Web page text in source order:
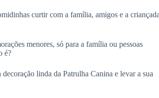
curtir com a família, amigos e a
menores, só para a família ou pessoas
é?
linda da Patrulha Canina e levar a sua